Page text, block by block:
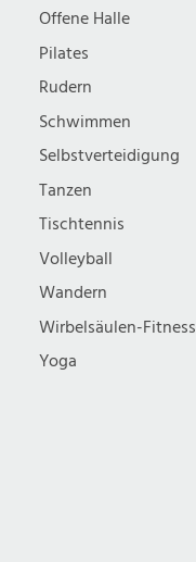
Offene Halle
Pilates
Rudern
Schwimmen
Selbstverteidigung
Tanzen
Tischtennis
Volleyball
Wandern
Wirbelsäulen-Fitness
Yoga